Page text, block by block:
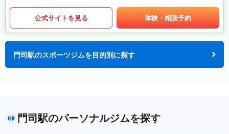
公式サイトを見る 体験・相談予約
門司駅のスポーツジムを目的別に探す
門司駅のパーソナルジムを探す